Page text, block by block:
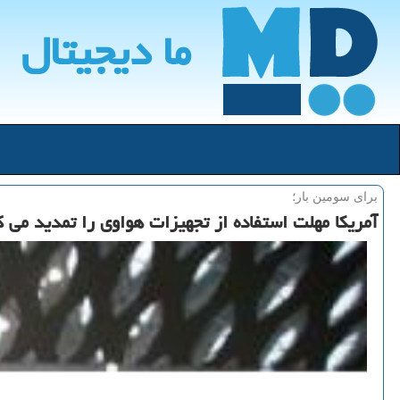
ما دیجیتال
برای سومین بار؛
آمریكا مهلت استفاده از تجهیزات هواوی را تمدید می